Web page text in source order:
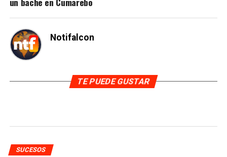
Notifalcon
TE PUEDE GUSTAR
SUCESOS